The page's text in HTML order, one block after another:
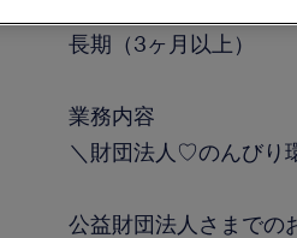
長期（3ヶ月以上）
業務内容
＼財団法人♡のんびり
公益財団法人さまでの